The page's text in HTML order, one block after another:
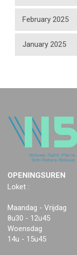
February 2025
January 2025
OPENINGSUREN
Loket :
Maandag - Vrijdag
8u30 - 12u45
Woensdag
14u - 15u45